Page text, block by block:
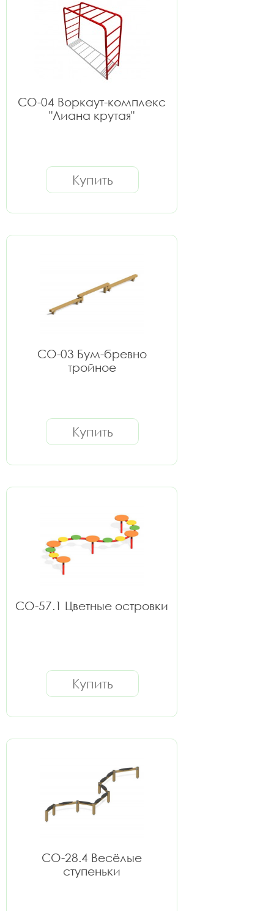
СО-04 Воркаут-комплекс
"Лиана крутая"
Купить
СО-03 Бум-бревно
тройное
Купить
СО-57.1 Цветные островки
Купить
СО-28.4 Весёлые
ступеньки